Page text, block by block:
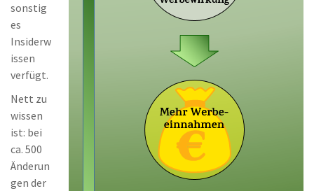
sonstig
es
Insiderw
issen
verfügt.
Nett zu
wissen
ist: bei
ca. 500
Änderun
gen der